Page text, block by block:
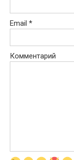
Email *
Комментарий